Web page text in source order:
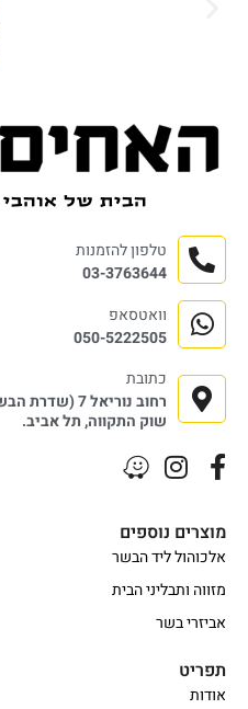
מוצרים נוספים
אלכוהול ליד הבשר
מזווה ותבליני הבית
אביזרי בשר
תפריט
אודות
טלפון להזמנות
03-3763644
וואטסאפ
050-5222505
כתובת
רחוב נוריאל 7 (שדרת הבשר)
שוק התקווה, תל אביב.